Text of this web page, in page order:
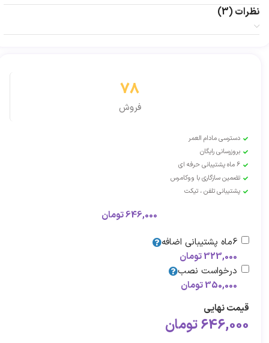
نظرات (3)
78
فروش
دسترسی مادام العمر
بروزرسانی رایگان
6 ماه پشتیبانی حرفه ای
تضمین سازگاری با ووکامرس
پشتیبانی تلفن ، تیکت
646,000تومان
6ماه پشتیبانی اضافه
323,000تومان
درخواست نصب
350,000تومان
قیمت نهایی
646,000تومان